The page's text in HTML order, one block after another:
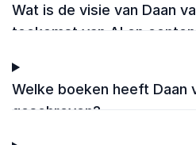
Wat is de visie van Daan
toekomst van AI en
Welke boeken heeft Daan
geschreven?